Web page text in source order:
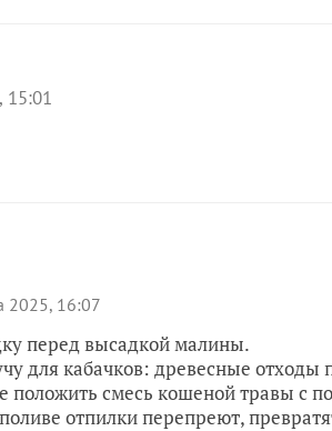
15:01
2025, 16:07
перед высадкой малины.
для кабачков: древесные отходы
смесь кошеной травы с
отпилки перепреют,